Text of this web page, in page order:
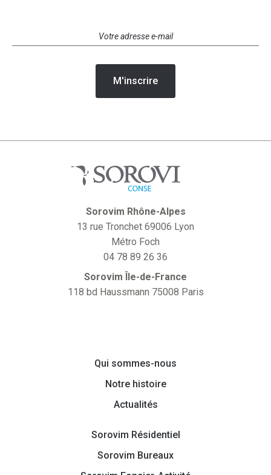
Sorovim Rhône-Alpes
13 rue Tronchet 69006 Lyon
Métro Foch
04 78 89 26 36
Sorovim Île-de-France
118 bd Haussmann 75008 Paris
Qui sommes-nous
Notre histoire
Actualités
Sorovim Résidentiel
Sorovim Bureaux